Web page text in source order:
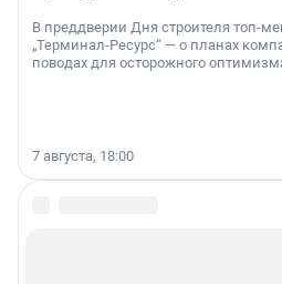
В преддверии Дня строителя топ-
„Терминал-Ресурс“ — о планах
поводах для осторожного
7 августа, 18:00